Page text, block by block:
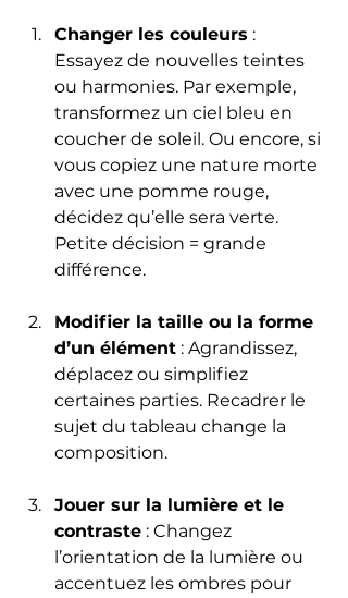
Changer les couleurs :
Essayez de nouvelles teintes
ou harmonies. Par exemple,
transformez un ciel bleu en
coucher de soleil. Ou encore, si
vous copiez une nature morte
avec une pomme rouge,
décidez qu’elle sera verte.
Petite décision = grande
différence.
Modifier la taille ou la forme
d’un élément : Agrandissez,
déplacez ou simplifiez
certaines parties. Recadrer le
sujet du tableau change la
composition.
Jouer sur la lumière et le
contraste : Changez
l’orientation de la lumière ou
accentuez les ombres pour